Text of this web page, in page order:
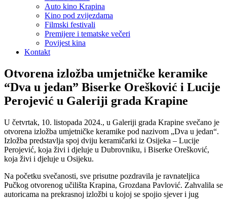
Auto kino Krapina
Kino pod zvijezdama
Filmski festivali
Premijere i tematske večeri
Povijest kina
Kontakt
Otvorena izložba umjetničke keramike
“Dva u jedan” Biserke Orešković i Lucije
Perojević u Galeriji grada Krapine
U četvrtak, 10. listopada 2024., u Galeriji grada Krapine svečano je
otvorena izložba umjetničke keramike pod nazivom „Dva u jedan“.
Izložba predstavlja spoj dviju keramičarki iz Osijeka – Lucije
Perojević, koja živi i djeluje u Dubrovniku, i Biserke Orešković,
koja živi i djeluje u Osijeku.
Na početku svečanosti, sve prisutne pozdravila je ravnateljica
Pučkog otvorenog učilišta Krapina, Grozdana Pavlović. Zahvalila se
autoricama na prekrasnoj izložbi u kojoj se spojio sjever i jug